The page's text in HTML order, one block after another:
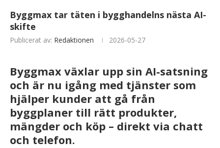
Byggmax tar täten i bygghandelns nästa AI-
skifte
Publicerat av: Redaktionen 2026-05-27
Byggmax växlar upp sin AI-satsning
och är nu igång med tjänster som
hjälper kunder att gå från
byggplaner till rätt produkter,
mängder och köp – direkt via chatt
och telefon.